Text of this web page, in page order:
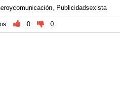
, Publicidadsexista
0 0